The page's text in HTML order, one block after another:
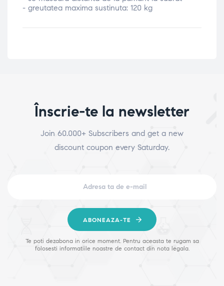
- greutatea maxima sustinuta: 120 kg
Înscrie-te la newsletter
Join 60.000+ Subscribers and get a new
discount coupon every Saturday.
ABONEAZA-TE
Te poti dezabona in orice moment. Pentru aceasta te rugam sa
folosesti informatiile noastre de contact din nota legala.